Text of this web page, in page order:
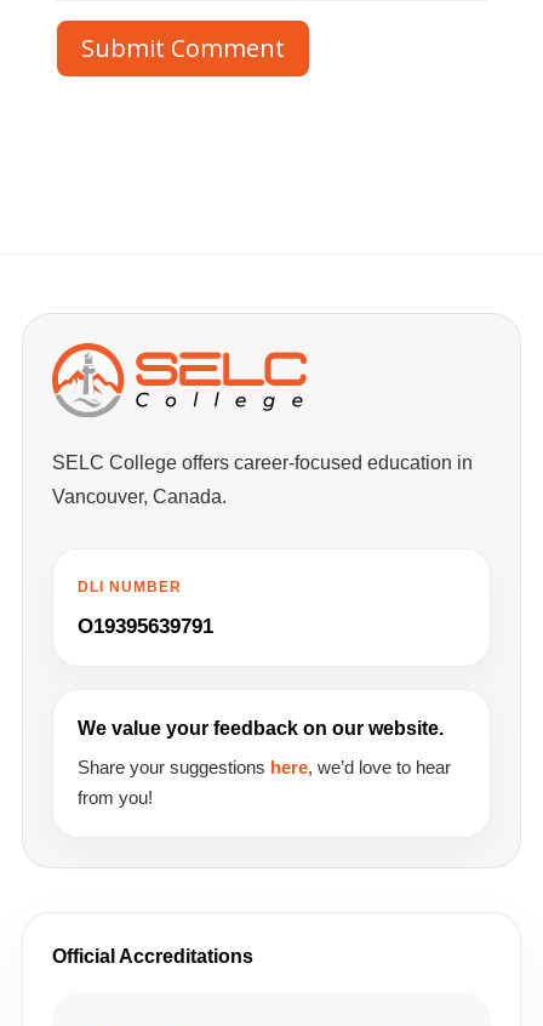
Submit Comment
SELC College offers career-focused education in
Vancouver, Canada.
DLI NUMBER
O19395639791
We value your feedback on our website.
Share your suggestions here, we’d love to hear
from you!
Official Accreditations